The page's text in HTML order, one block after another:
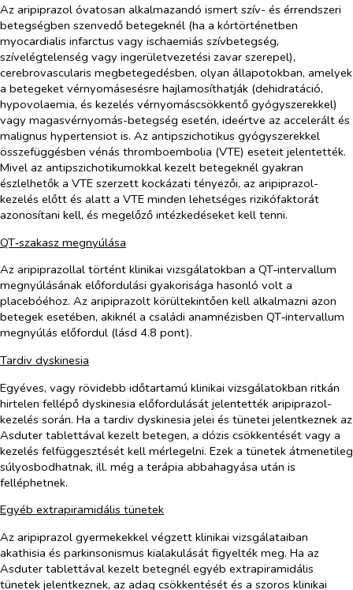
Az aripiprazol óvatosan alkalmazandó ismert szív- és érrendszeri
betegségben szenvedő betegeknél (ha a kórtörténetben
myocardialis infarctus vagy ischaemiás szívbetegség,
szívelégtelenség vagy ingerületvezetési zavar szerepel),
cerebrovascularis megbetegedésben, olyan állapotokban, amelyek
a betegeket vérnyomásesésre hajlamosíthatják (dehidratáció,
hypovolaemia, és kezelés vérnyomáscsökkentő gyógyszerekkel)
vagy magasvérnyomás-betegség esetén, ideértve az accelerált és
malignus hypertensiot is. Az antipszichotikus gyógyszerekkel
összefüggésben vénás thromboembolia (VTE) eseteit jelentették.
Mivel az antipszichotikumokkal kezelt betegeknél gyakran
észlelhetők a VTE szerzett kockázati tényezői, az aripiprazol-
kezelés előtt és alatt a VTE minden lehetséges rizikófaktorát
azonosítani kell, és megelőző intézkedéseket kell tenni.
QT‑szakasz megnyúlása
Az aripiprazollal történt klinikai vizsgálatokban a QT‑intervallum
megnyúlásának előfordulási gyakorisága hasonló volt a
placebóéhoz. Az aripiprazolt körültekintően kell alkalmazni azon
betegek esetében, akiknél a családi anamnézisben QT‑intervallum
megnyúlás előfordul (lásd 4.8 pont).
Tardiv dyskinesia
Egyéves, vagy rövidebb időtartamú klinikai vizsgálatokban ritkán
hirtelen fellépő dyskinesia előfordulását jelentették aripiprazol-
kezelés során. Ha a tardiv dyskinesia jelei és tünetei jelentkeznek az
Asduter tablettával kezelt betegen, a dózis csökkentését vagy a
kezelés felfüggesztését kell mérlegelni. Ezek a tünetek átmenetileg
súlyosbodhatnak, ill. még a terápia abbahagyása után is
felléphetnek.
Egyéb extrapiramidális tünetek
Az aripiprazol gyermekekkel végzett klinikai vizsgálataiban
akathisia és parkinsonismus kialakulását figyelték meg. Ha az
Asduter tablettával kezelt betegnél egyéb extrapiramidális
tünetek jelentkeznek, az adag csökkentését és a szoros klinikai